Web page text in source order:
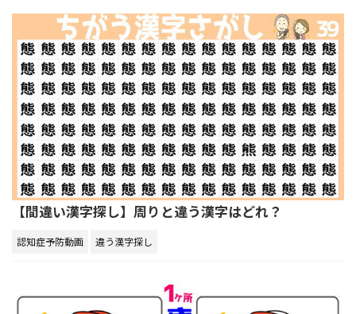
【間違い漢字探し】周りと違う漢字はどれ？
認知症予防動画 違う漢字探し